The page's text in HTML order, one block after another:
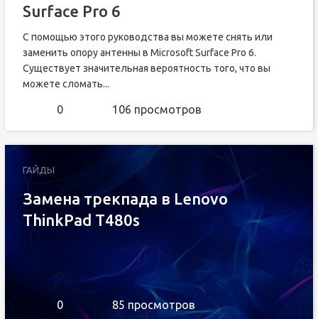
Surface Pro 6
С помощью этого руководства вы можете снять или
заменить опору антенны в Microsoft Surface Pro 6.
Существует значительная вероятность того, что вы
можете сломать...
0 106 просмотров
ГАЙДЫ
Замена трекпада в Lenovo
ThinkPad T480s
0 85 просмотров